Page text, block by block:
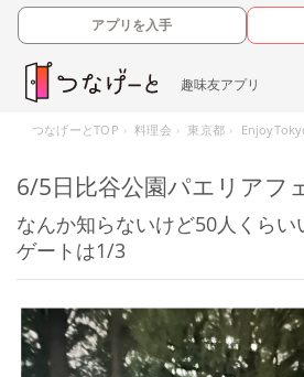
アプリを入手
趣味友アプリ
つなげーとTOP 料理会 東京都
6/5日比谷公園パエリアフ
なんか知らないけど50人くら
ゲートは1/3